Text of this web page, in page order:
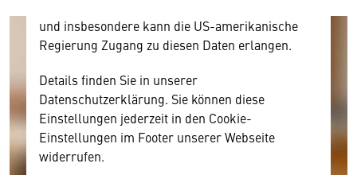
und insbesondere kann die US-amerikanische
Regierung Zugang zu diesen Daten erlangen.
Details finden Sie in unserer
Datenschutzerklärung. Sie können diese
Einstellungen jederzeit in den Cookie-
Einstellungen im Footer unserer Webseite
widerrufen.